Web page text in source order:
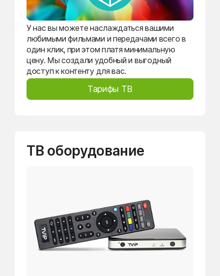
У нас вы можете наслаждаться вашими
любимыми фильмами и передачами всего в
один клик, при этом платя минимальную
цену. Мы создали удобный и выгодный
доступ к контенту для вас.
Тарифы ТВ
ТВ оборудование